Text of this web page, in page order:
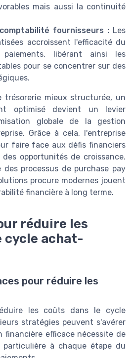
mais aussi la continuité
fournisseurs :Les
accroissent l'efficacité du
libérant ainsi les
pour se concentrer sur des
trésorerie mieux structurée, un
optimisé devient un levier
globale de la gestion
Grâce à cela, l'entreprise
faire face aux défis financiers
opportunités de croissance.
processus de purchase pay
procure modernes jouent
financière à long terme.
réduire les
cycle achat-
pour réduire les
les coûts dans le cycle
stratégies peuvent s'avérer
financière efficace nécessite de
à chaque étape du